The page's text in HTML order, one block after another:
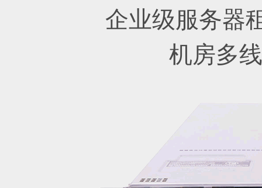
企业级服务器
机房多